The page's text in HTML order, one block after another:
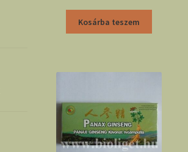
Kosárba teszem